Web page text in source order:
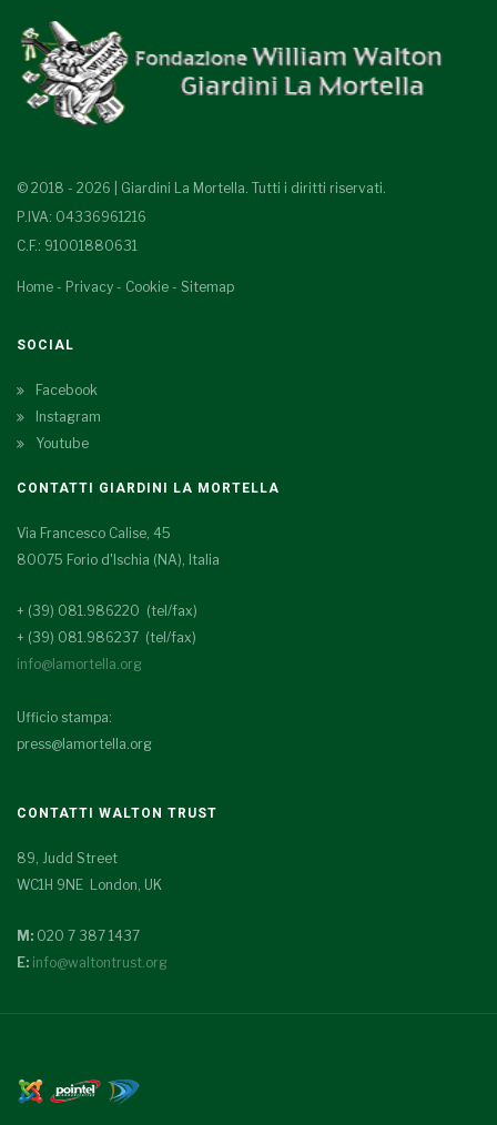
© 2018 - 2026 | Giardini La Mortella. Tutti i diritti riservati.
P.IVA: 04336961216
C.F.: 91001880631
Home - Privacy - Cookie - Sitemap
SOCIAL
Facebook
Instagram
Youtube
CONTATTI GIARDINI LA MORTELLA
Via Francesco Calise, 45
80075 Forio d'Ischia (NA), Italia
+ (39) 081.986220 (tel/fax)
+ (39) 081.986237 (tel/fax)
info@lamortella.org
Ufficio stampa:
press@lamortella.org
CONTATTI WALTON TRUST
89, Judd Street
WC1H 9NE London, UK
M: 020 7 387 1437
E: info@waltontrust.org